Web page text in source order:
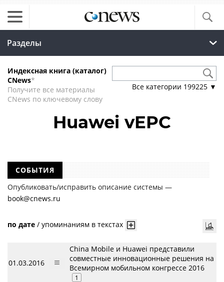
Разделы
Индексная книга (каталог)
CNews*
Получите все материалы
CNews по ключевому слову
Все категории 199225 ▼
Huawei vEPC
СОБЫТИЯ
Опубликовать/исправить описание системы —
book@cnews.ru
по дате / упоминаниям в текстах
01.03.2016
China Mobile и Huawei представили
совместные инновационные решения на
Всемирном мобильном конгрессе 2016
1